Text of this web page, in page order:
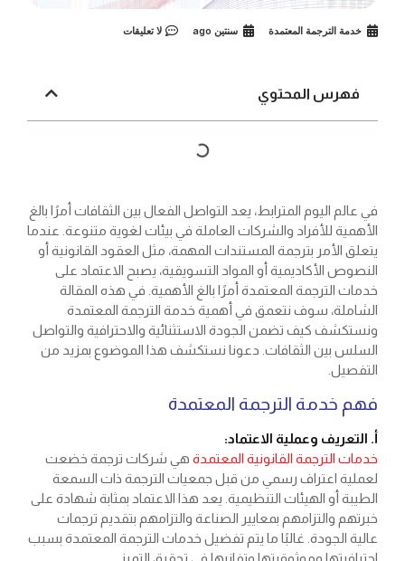
خدمة الترجمة المعتمدة سنتين ago لا تعليقات
فهرس المحتوي
في عالم اليوم المترابط، يعد التواصل الفعال بين الثقافات أمرًا بالغ
الأهمية للأفراد والشركات العاملة في بيئات لغوية متنوعة. عندما
يتعلق الأمر بترجمة المستندات المهمة، مثل العقود القانونية أو
النصوص الأكاديمية أو المواد التسويقية، يصبح الاعتماد على
خدمات الترجمة المعتمدة أمرًا بالغ الأهمية. في هذه المقالة
الشاملة، سوف نتعمق في أهمية خدمة الترجمة المعتمدة
ونستكشف كيف تضمن الجودة الاستثنائية والاحترافية والتواصل
السلس بين الثقافات. دعونا نستكشف هذا الموضوع بمزيد من
التفصيل.
فهم خدمة الترجمة المعتمدة
أ. التعريف وعملية الاعتماد:
خدمات الترجمة القانونية المعتمدة هي شركات ترجمة خضعت
لعملية اعتراف رسمي من قبل جمعيات الترجمة ذات السمعة
الطيبة أو الهيئات التنظيمية. يعد هذا الاعتماد بمثابة شهادة على
خبرتهم والتزامهم بمعايير الصناعة والتزامهم بتقديم ترجمات
عالية الجودة. غالبًا ما يتم تفضيل خدمات الترجمة المعتمدة بسبب
احترافيتها وموثوقيتها وتفانيها في تحقيق التميز.